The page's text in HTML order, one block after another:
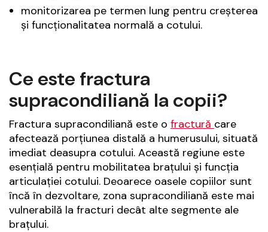
monitorizarea pe termen lung pentru creșterea
și funcționalitatea normală a cotului.
Ce este fractura
supracondiliană la copii?
Fractura supracondiliană este o fractură care
afectează porțiunea distală a humerusului, situată
imediat deasupra cotului. Această regiune este
esențială pentru mobilitatea brațului și funcția
articulației cotului. Deoarece oasele copiilor sunt
încă în dezvoltare, zona supracondiliană este mai
vulnerabilă la fracturi decât alte segmente ale
brațului.